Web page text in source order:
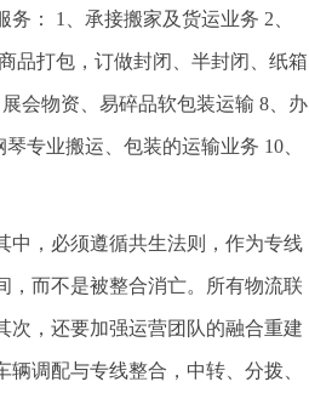
： 1、承接搬家及货运业务 2、
品打包，订做封闭、半封闭、纸箱
会物资、易碎品软包装运输 8、办
专业搬运、包装的运输业务 10、
中，必须遵循共生法则，作为专线
，而不是被整合消亡。所有物流联
，还要加强运营团队的融合重建
调配与专线整合，中转、分拨、